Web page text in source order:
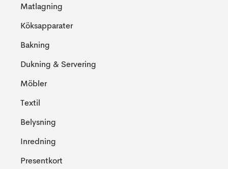
Matlagning
Köksapparater
Bakning
Dukning & Servering
Möbler
Textil
Belysning
Inredning
Presentkort